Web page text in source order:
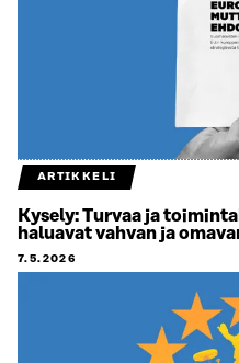
ARTIKKELI
Kysely: Turvaa ja
haluavat vahvan ja
7.5.2026